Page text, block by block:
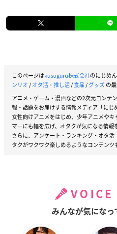
このページはkusuguru株式会社のにじめ
ンリオ/オタ活・推し活/食品/グッズの
アニメ・ゲーム・漫画などの2次元コンテ
報・話題をお届けする情報メディア「にじ
女性向けアニメをはじめ、少年アニメや
マーにも幅を広げ、オタクが気になる情報
さらに、アンケート・ランキング・オタ
タクがワクワク楽しめるようなコンテンツ
VOICE
みんなが気になっ